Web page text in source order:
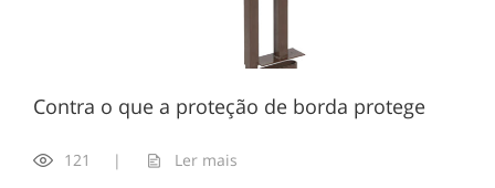
Contra o que a proteção de borda protege
121 | Ler mais